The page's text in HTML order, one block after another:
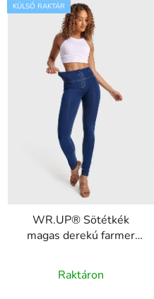
KÜLSŐ RAKTÁR
WR.UP® Sötétkék
magas derekú farmer
RE(MOVE)
WRUP1HC002ORG,
Raktáron